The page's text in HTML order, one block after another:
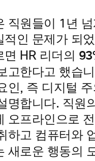
직원들이 1년
적인 문제가 되
면 HR 리더의
고한다고 했습
인, 즉 디지털
명합니다. 직원
오프라인으로
하고 컴퓨터와
새로운 행동의